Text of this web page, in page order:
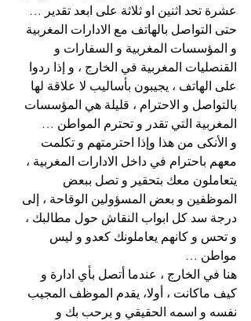
عشرة تحد اثنين او ثلاثة على ابعد تقدير …
حتى التواصل بالهاتف مع الادارات المغربية
و المؤسسات المغربية و السفارات و
القنصليات المغربية في الخارج ، و إذا ردوا
على الهاتف ، يجيبون بأساليب لا علاقة لها
بالتواصل و الاحترام ، قليلة هي المؤسسات
المغربية التي تقدر و تحترم المواطن …
و الأنكى من هذا وإذا احترمتهم و تكلمت
معهم باحترام في داخل الادارات المغربية ،
يتعاملون معك بتحقير و تصل ببعض
الموظفين و بعض المسؤولين الوقاحة ، إلى
درجة سد كل ابواب النقاش حول مطالبك ،
و تحس و كانهم يعاملونك كعدو و ليس
مواطن …
هنا في الخارج ، عندما أتصل بأي ادارة و
كيف ماكانت ، أولا، يقدم الموظف المجيب
نفسه و اسمه الحقيقي و يرحب بك و